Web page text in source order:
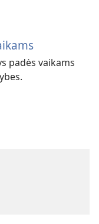
padės vaikams